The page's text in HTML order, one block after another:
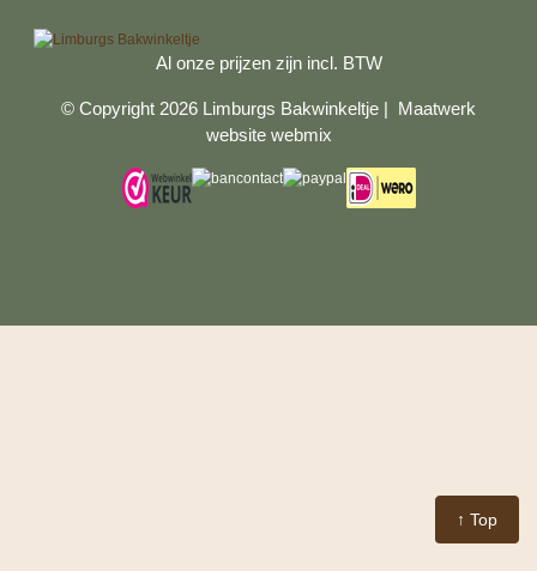
Al onze prijzen zijn incl. BTW
© Copyright 2026 Limburgs Bakwinkeltje | Maatwerk
website webmix
↑ Top